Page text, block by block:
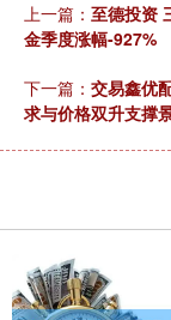
上一篇： 至德投资
金季度涨幅-927%
下一篇： 交易鑫优
求与价格双升支撑